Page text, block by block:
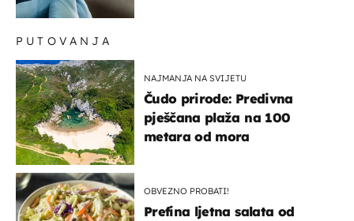
PUTOVANJA
NAJMANJA NA SVIJETU
Čudo prirode: Predivna
pješčana plaža na 100
metara od mora
OBVEZNO PROBATI!
Prefina ljetna salata od